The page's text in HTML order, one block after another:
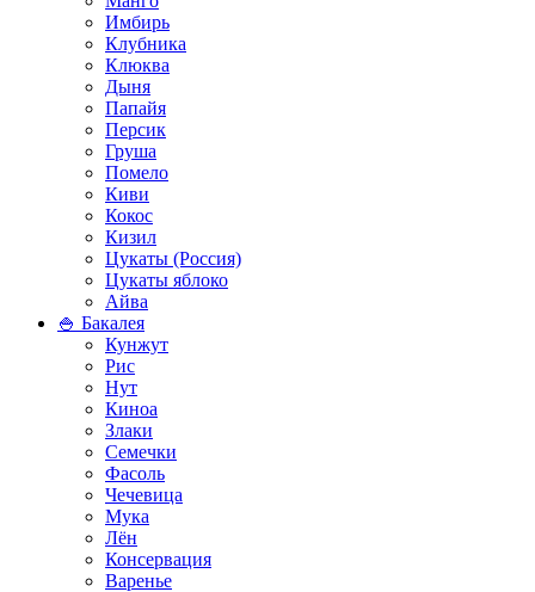
Имбирь
Клубника
Клюква
Дыня
Папайя
Персик
Груша
Помело
Киви
Кокос
Кизил
Цукаты (Россия)
Цукаты яблоко
Айва
🍚 Бакалея
Кунжут
Рис
Нут
Киноа
Злаки
Семечки
Фасоль
Чечевица
Мука
Лён
Консервация
Варенье